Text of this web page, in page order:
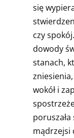
się
czy
dowody
stanach,
wokół i
mądrzejsi